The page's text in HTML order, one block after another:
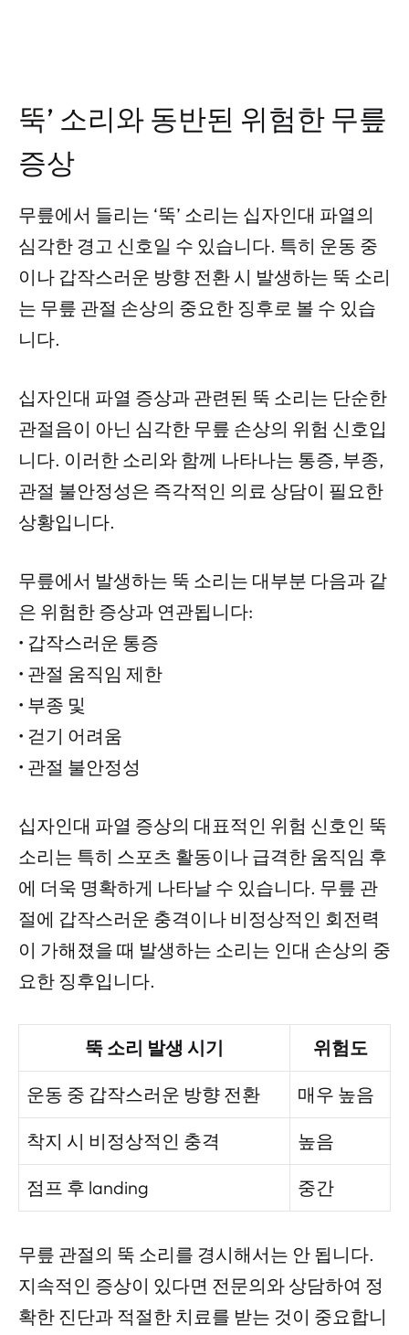
뚝’ 소리와 동반된 위험한 무릎
증상
무릎에서 들리는 ‘뚝’ 소리는 십자인대 파열의
심각한 경고 신호일 수 있습니다. 특히 운동 중
이나 갑작스러운 방향 전환 시 발생하는 뚝 소리
는 무릎 관절 손상의 중요한 징후로 볼 수 있습
니다.
십자인대 파열 증상과 관련된 뚝 소리는 단순한
관절음이 아닌 심각한 무릎 손상의 위험 신호입
니다. 이러한 소리와 함께 나타나는 통증, 부종,
관절 불안정성은 즉각적인 의료 상담이 필요한
상황입니다.
무릎에서 발생하는 뚝 소리는 대부분 다음과 같
은 위험한 증상과 연관됩니다:
• 갑작스러운 통증
• 관절 움직임 제한
• 부종 및
• 걷기 어려움
• 관절 불안정성
십자인대 파열 증상의 대표적인 위험 신호인 뚝
소리는 특히 스포츠 활동이나 급격한 움직임 후
에 더욱 명확하게 나타날 수 있습니다. 무릎 관
절에 갑작스러운 충격이나 비정상적인 회전력
이 가해졌을 때 발생하는 소리는 인대 손상의 중
요한 징후입니다.
뚝 소리 발생 시기 위험도
운동 중 갑작스러운 방향 전환 매우 높음
착지 시 비정상적인 충격 높음
점프 후 landing 중간
무릎 관절의 뚝 소리를 경시해서는 안 됩니다.
지속적인 증상이 있다면 전문의와 상담하여 정
확한 진단과 적절한 치료를 받는 것이 중요합니